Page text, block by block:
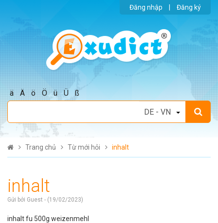
Đăng nhập Đăng ký
ä Ä ö Ö ü Ü ß
Trang chủ Từ mới hỏi inhalt
inhalt
Gửi bởi Guest - (19/02/2023)
inhalt fu 500g weizenmehl